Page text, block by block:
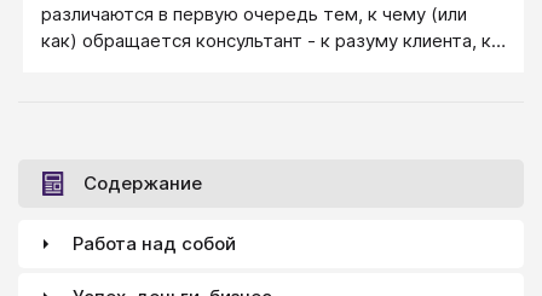
различаются в первую очередь тем, к чему (или
как) обращается консультант - к разуму клиента, к
состояния) - Суггестивное воздействие. С другой
стороны, есть три разные ситуации консультанта...
Содержание
Работа над собой